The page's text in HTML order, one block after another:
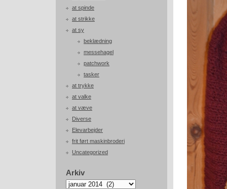
at spinde
at strikke
at sy
beklædning
messehagel
patchwork
tasker
at trykke
at valke
at væve
Diverse
Elevarbejder
frit ført maskinbroderi
Uncategorized
Arkiv
Arkiv